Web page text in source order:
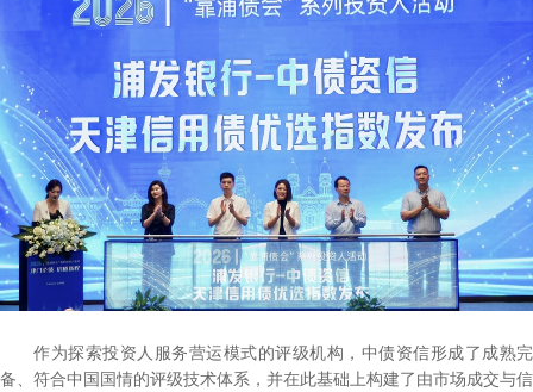
作为探索投资人服务营运模式的评级机构，中债资信形成了成熟完
备、符合中国国情的评级技术体系，并在此基础上构建了由市场成交与信